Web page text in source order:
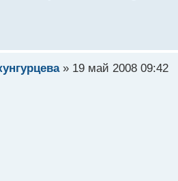
» 19 май 2008 09:42